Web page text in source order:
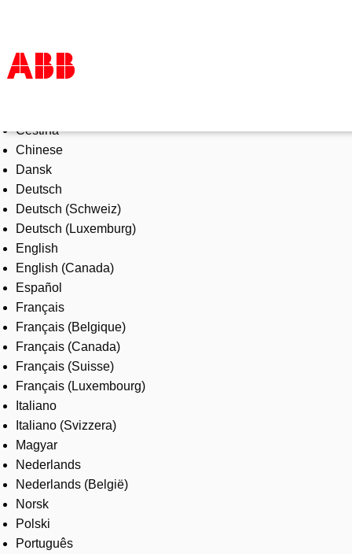
Products & Solutions
Industries
Services
About us
Where to buy
Contact us
Careers
Čeština
Chinese
Dansk
Deutsch
Deutsch (Schweiz)
Deutsch (Luxemburg)
English
English (Canada)
Español
Français
Français (Belgique)
Français (Canada)
Français (Suisse)
Français (Luxembourg)
Italiano
Italiano (Svizzera)
Magyar
Nederlands
Nederlands (België)
Norsk
Polski
Português